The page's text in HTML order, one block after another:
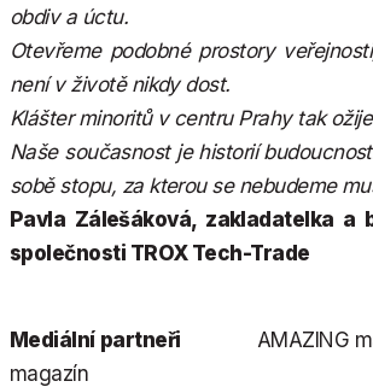
obdiv a úctu.
Otevřeme podobné prostory
není v životě nikdy dost.
Klášter minoritů v centru Prahy tak
Naše současnost je historií
sobě stopu, za kterou se nebudeme
Pavla Zálešáková, zakladatelka a
společnosti TROX Tech-Trade
Mediální partneři AMAZING
magazín